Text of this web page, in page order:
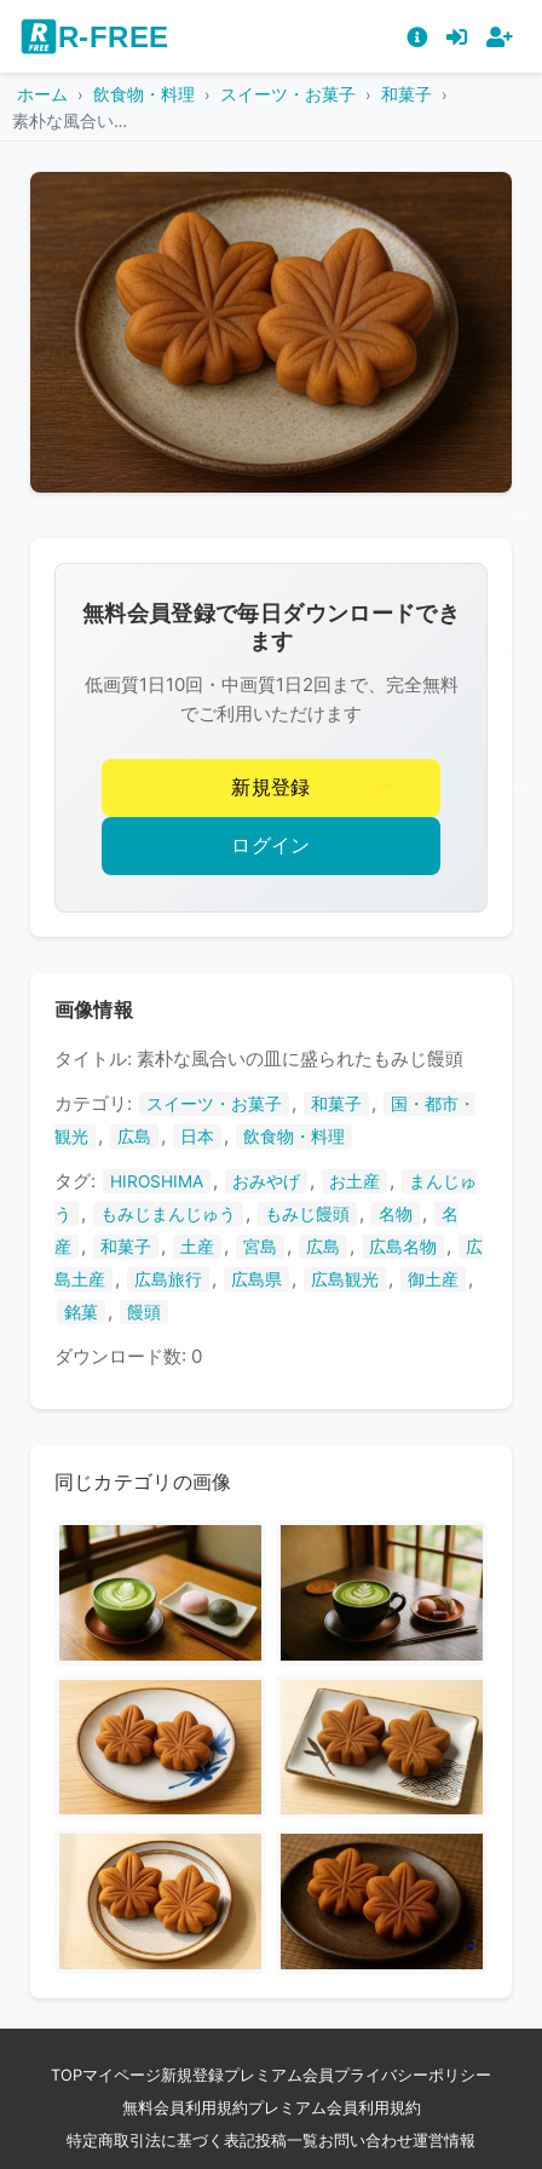
R-FREE
ホーム 飲食物・料理 スイーツ・お菓子
和菓子
素朴な風合いの皿に盛られたもみじ饅頭
像
は
R-
FREE
作
権
護
い
ま
す
無料会員登録で毎日ダウンロードでき
ます
低画質1日10回・中画質1日2回まで、完全無料
でご利用いただけます
新規登録
ログイン
画像情報
タイトル: 素朴な風合いの皿に盛られたもみじ饅頭
カテゴリ:
スイーツ・お菓子 , 和菓子 ,
国・都市・
観光 , 広島 , 日本 , 飲食物・料理
タグ: HIROSHIMA , おみやげ , お土産 ,
まんじゅ
う
, もみじまんじゅう , もみじ饅頭 , 名物 ,
名
産 , 和菓子 , 土産 , 宮島 , 広島 , 広島名物 ,
広
島土産 , 広島旅行 , 広島県 , 広島観光 , 御土産 ,
銘菓 , 饅頭
ダウンロード数: 0
同じカテゴリの画像
TOPマイページ新規登録プレミアム会員 プライバシーポリシー
無料会員利用規約プレミアム会員利用規約
特定商取引法に基づく表記投稿一覧お問い合わせ運営情報